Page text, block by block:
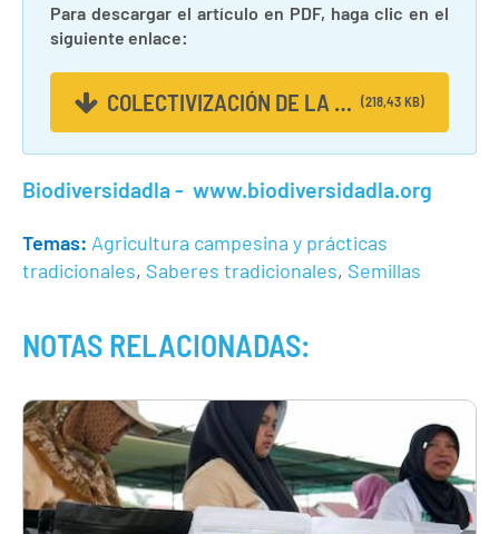
Para descargar el artículo en PDF, haga clic en el
siguiente enlace:
COLECTIVIZACIÓN DE LA SEMI... (218,43 KB)
Biodiversidadla - www.biodiversidadla.org
Temas: Agricultura campesina y prácticas
tradicionales, Saberes tradicionales, Semillas
NOTAS RELACIONADAS: